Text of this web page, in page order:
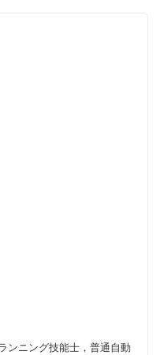
ンニング技能士，普通自動